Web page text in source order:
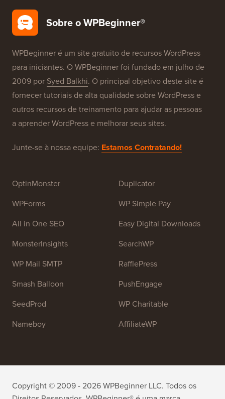
Sobre o WPBeginner®
WPBeginner é um site gratuito de recursos WordPress
para iniciantes. O WPBeginner foi fundado em julho de
2009 por Syed Balkhi. O principal objetivo deste site é
fornecer tutoriais de alta qualidade sobre WordPress e
outros recursos de treinamento para ajudar as pessoas
a aprender WordPress e melhorar seus sites.
Junte-se à nossa equipe: Estamos Contratando!
OptinMonster
WPForms
All in One SEO
MonsterInsights
WP Mail SMTP
Smash Balloon
SeedProd
Nameboy
Duplicator
WP Simple Pay
Easy Digital Downloads
SearchWP
RafflePress
PushEngage
WP Charitable
AffiliateWP
Copyright © 2009 - 2026 WPBeginner LLC. Todos os